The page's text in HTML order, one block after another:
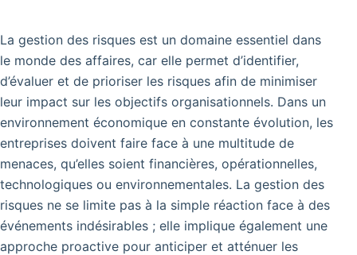
La gestion des risques est un domaine essentiel dans
le monde des affaires, car elle permet d’identifier,
d’évaluer et de prioriser les risques afin de minimiser
leur impact sur les objectifs organisationnels. Dans un
environnement économique en constante évolution, les
entreprises doivent faire face à une multitude de
menaces, qu’elles soient financières, opérationnelles,
technologiques ou environnementales. La gestion des
risques ne se limite pas à la simple réaction face à des
événements indésirables ; elle implique également une
approche proactive pour anticiper et atténuer les